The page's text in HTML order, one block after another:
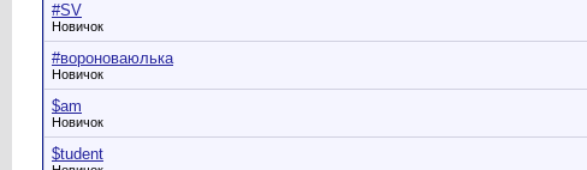
#SV
Новичок
#вороноваюлька
Новичок
$am
Новичок
$tudent